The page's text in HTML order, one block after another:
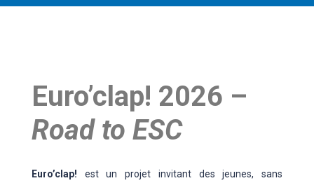
Euro’clap! 2026 –
Road to ESC
Euro’clap! est un projet invitant des jeunes, sans